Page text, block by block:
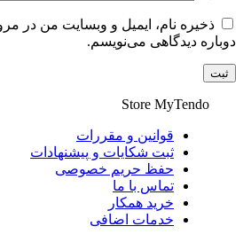
ذخیره نام، ایمیل و وبسایت من در
دوباره دیدگاهی می‌نویسم.
Store MyTendo
قوانین و مقررات
ثبت شکایات و پیشنهادات
حفظ حریم خصوصی
تماس با ما
خرید همکار
خدمات اضافی